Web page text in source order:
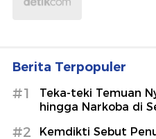
Berita Terpopuler
#1
Teka-teki Temuan
hingga Narkoba di
#2
Kemdikti Sebut